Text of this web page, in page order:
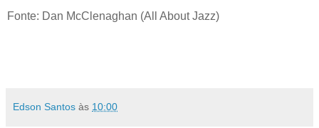
Fonte: Dan McClenaghan (All About Jazz)
Edson Santos às 10:00